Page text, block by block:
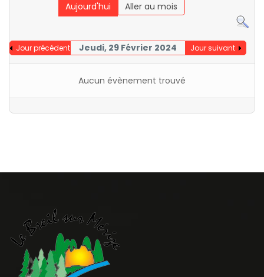
Aujourd'hui
Aller au mois
Jour précédent Jeudi, 29 Février 2024 Jour suivant
Aucun évènement trouvé